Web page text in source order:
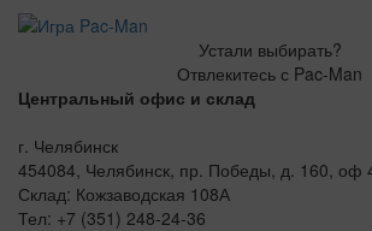
Устали выбирать?
Отвлекитесь с Pac-Man
Центральный офис и склад
г. Челябинск
454084, Челябинск, пр. Победы, д. 160, оф
Склад: Кожзаводская 108А
Тел: +7 (351) 248-24-36